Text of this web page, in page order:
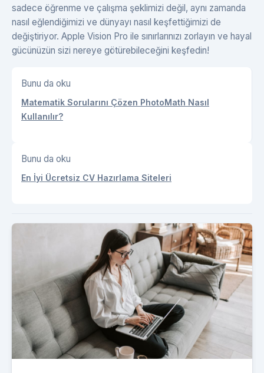
sadece öğrenme ve çalışma şeklimizi değil, aynı zamanda
nasıl eğlendiğimizi ve dünyayı nasıl keşfettiğimizi de
değiştiriyor. Apple Vision Pro ile sınırlarınızı zorlayın ve hayal
gücünüzün sizi nereye götürebileceğini keşfedin!
Bunu da oku
Matematik Sorularını Çözen PhotoMath Nasıl
Kullanılır?
Bunu da oku
En İyi Ücretsiz CV Hazırlama Siteleri